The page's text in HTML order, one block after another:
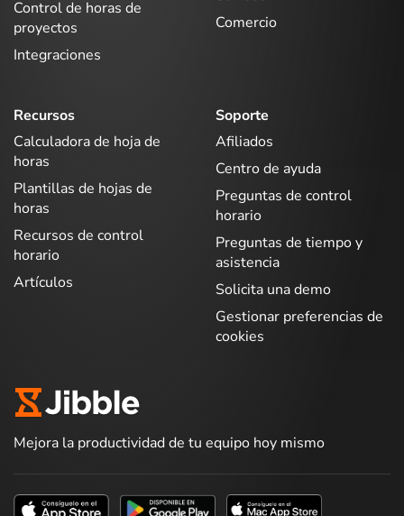
Control de horas de
proyectos
Integraciones
Comercio
Recursos
Calculadora de hoja de
horas
Plantillas de hojas de
horas
Recursos de control
horario
Artículos
Soporte
Afiliados
Centro de ayuda
Preguntas de control
horario
Preguntas de tiempo y
asistencia
Solicita una demo
Gestionar preferencias de
cookies
Mejora la productividad de tu equipo hoy mismo